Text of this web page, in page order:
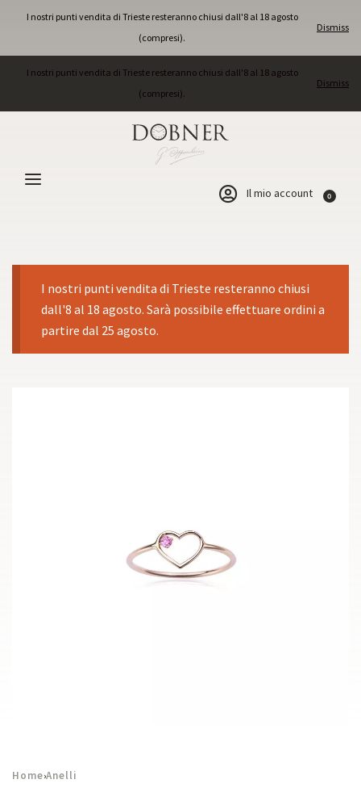
I nostri punti vendita di Trieste resteranno chiusi dall'8 al 18 agosto
(compresi).
Dismiss
I nostri punti vendita di Trieste resteranno chiusi dall'8 al 18 agosto
(compresi).
Dismiss
Il mio account 0
I nostri punti vendita di Trieste resteranno chiusi
dall'8 al 18 agosto. Sarà possibile effettuare ordini a
partire dal 25 agosto.
Home›Anelli